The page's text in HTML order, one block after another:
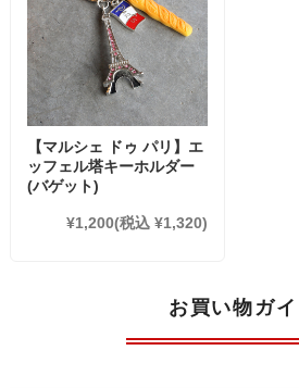
【マルシェ ドゥ パリ】エ
ッフェル塔キーホルダー
(バゲット)
¥1,200(税込 ¥1,320)
お買い物ガイ